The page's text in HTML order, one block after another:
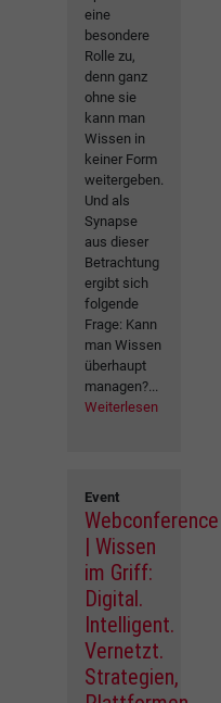
eine
besondere
Rolle zu,
denn ganz
ohne sie
kann man
Wissen in
keiner Form
weitergeben.
Und als
Synapse
aus dieser
Betrachtung
ergibt sich
folgende
Frage: Kann
man Wissen
überhaupt
managen?...
Weiterlesen
Event
Webconference
| Wissen
im Griff:
Digital.
Intelligent.
Vernetzt.
Strategien,